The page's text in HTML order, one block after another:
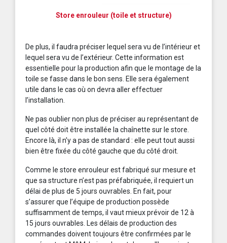
Store enrouleur (toile et structure)
De plus, il faudra préciser lequel sera vu de l’intérieur et
lequel sera vu de l’extérieur. Cette information est
essentielle pour la production afin que le montage de la
toile se fasse dans le bon sens. Elle sera également
utile dans le cas où on devra aller effectuer
l’installation.
Ne pas oublier non plus de préciser au représentant de
quel côté doit être installée la chaînette sur le store.
Encore là, il n’y a pas de standard : elle peut tout aussi
bien être fixée du côté gauche que du côté droit.
Comme le store enrouleur est fabriqué sur mesure et
que sa structure n’est pas préfabriquée, il requiert un
délai de plus de 5 jours ouvrables. En fait, pour
s’assurer que l’équipe de production possède
suffisamment de temps, il vaut mieux prévoir de 12 à
15 jours ouvrables. Les délais de production des
commandes doivent toujours être confirmées par le